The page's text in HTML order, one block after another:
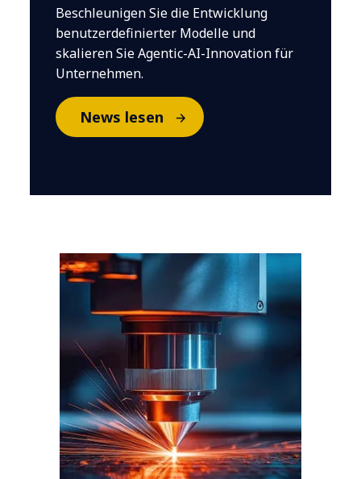
Beschleunigen Sie die Entwicklung
benutzerdefinierter Modelle und
skalieren Sie Agentic-AI-Innovation für
Unternehmen.
News lesen